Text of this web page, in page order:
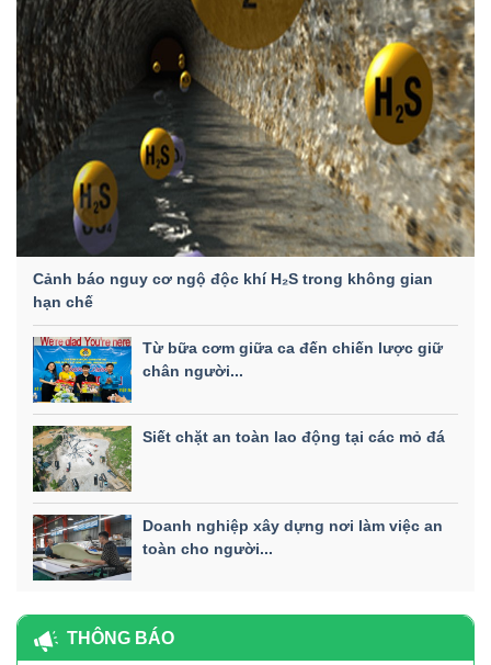
Cảnh báo nguy cơ ngộ độc khí H₂S trong không gian
hạn chế
Từ bữa cơm giữa ca đến chiến lược giữ
chân người...
Siết chặt an toàn lao động tại các mỏ đá
Doanh nghiệp xây dựng nơi làm việc an
toàn cho người...
THÔNG BÁO